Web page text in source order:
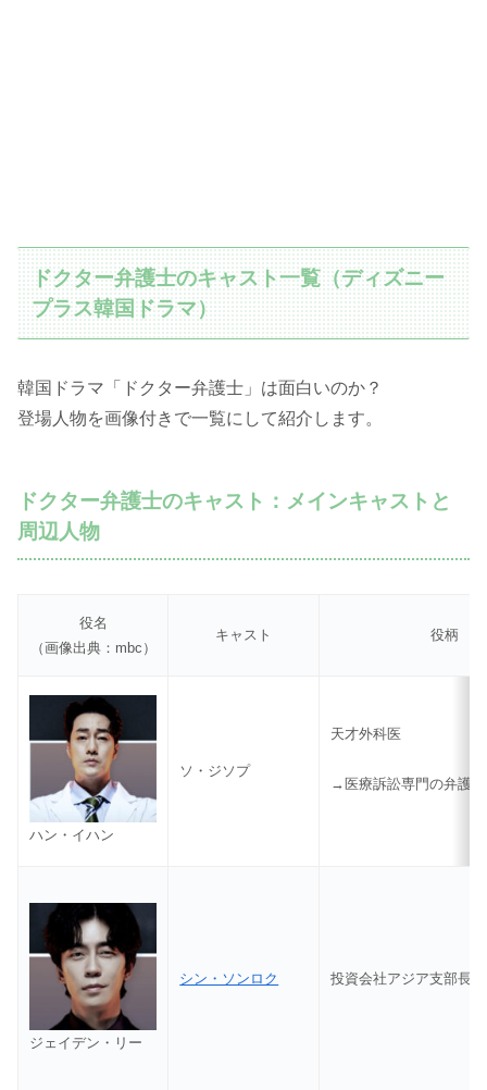
ドクター弁護士のキャスト一覧（ディズニー
プラス韓国ドラマ）
韓国ドラマ「ドクター弁護士」は面白いのか？
登場人物を画像付きで一覧にして紹介します。
ドクター弁護士のキャスト：メインキャストと
周辺人物
役名
（画像出典：mbc）
キャスト 役柄
ハン・イハン
ソ・ジソプ
天才外科医
→医療訴訟専門の弁護士
ジェイデン・リー
シン・ソンロク 投資会社アジア支部長